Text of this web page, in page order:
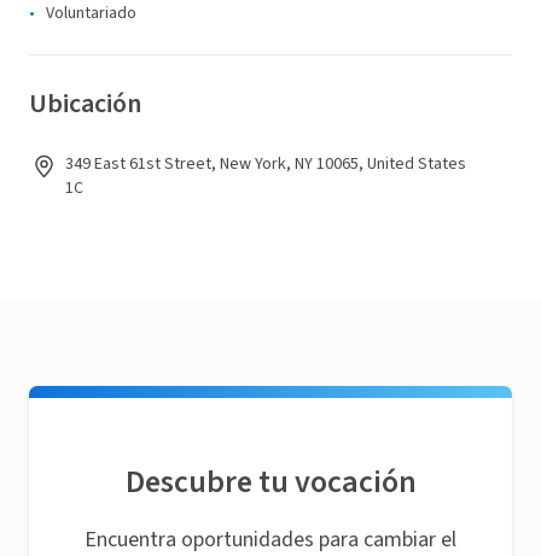
Voluntariado
Ubicación
349 East 61st Street, New York, NY 10065, United States
1C
Descubre tu vocación
Encuentra oportunidades para cambiar el